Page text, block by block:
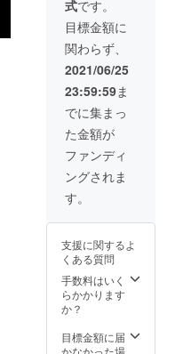
※内容量
は5合瓶
（900m
l）とな
ります
くださ
い。
チラシ
データ
とお礼
メール
をお届
けいた
しま
す。 ※
入荷時
期によ
り、お
届け予
定日は
性があ
す。 ※
みかん
は15個
程度、
マン
中玉Lサ
イズ1個
式です。
目標金額に
関わらず、
2021/06/25
23:59:59ま
でに集まっ
た金額が
ファンディ
ングされま
す。
支援に関するよ
くある質問
手数料はいく
らかかります
か？
目標金額に届
かなかった場